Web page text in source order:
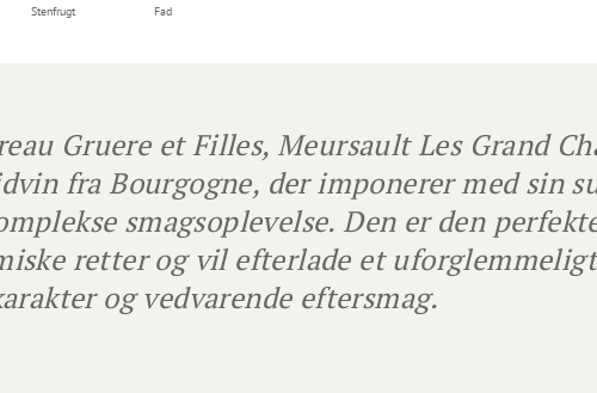
Stenfrugt Fad
Gruere et Filles, Meursault Les Grand
fra Bourgogne, der imponerer med sin
smagsoplevelse. Den er den
retter og vil efterlade et
og vedvarende eftersmag.